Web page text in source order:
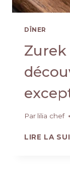
DÎNER
Zurek
Par lilia chef
LIRE LA